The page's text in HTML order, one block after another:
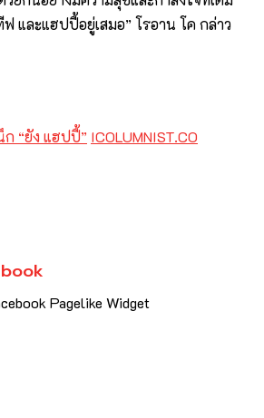
และแฮปปี้อยู่เสมอ” โรอาน โค กล่าว
ก “ยัง แฮปปี้” ICOLUMNIST.CO